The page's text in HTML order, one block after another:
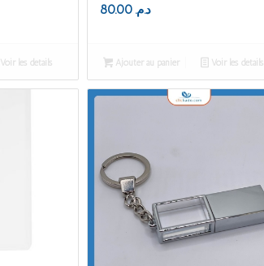
Voir les détails
د.م. 80.00
Ajouter au panier Voir les détails